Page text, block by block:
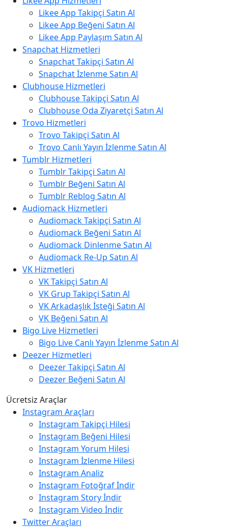
Likee App Takipçi Satın Al
Likee App Beğeni Satın Al
Likee App Paylaşım Satın Al
Snapchat Hizmetleri
Snapchat Takipçi Satın Al
Snapchat İzlenme Satın Al
Clubhouse Hizmetleri
Clubhouse Takipçi Satın Al
Clubhouse Oda Ziyaretçi Satın Al
Trovo Hizmetleri
Trovo Takipçi Satın Al
Trovo Canlı Yayın İzlenme Satın Al
Tumblr Hizmetleri
Tumblr Takipçi Satın Al
Tumblr Beğeni Satın Al
Tumblr Reblog Satın Al
Audiomack Hizmetleri
Audiomack Takipçi Satın Al
Audiomack Beğeni Satın Al
Audiomack Dinlenme Satın Al
Audiomack Re-Up Satın Al
VK Hizmetleri
VK Takipçi Satın Al
VK Grup Takipçi Satın Al
VK Arkadaşlık İsteği Satın Al
VK Beğeni Satın Al
Bigo Live Hizmetleri
Bigo Live Canlı Yayın İzlenme Satın Al
Deezer Hizmetleri
Deezer Takipçi Satın Al
Deezer Beğeni Satın Al
Ücretsiz Araçlar
Instagram Araçları
Instagram Takipçi Hilesi
Instagram Beğeni Hilesi
Instagram Yorum Hilesi
Instagram İzlenme Hilesi
Instagram Analiz
Instagram Fotoğraf İndir
Instagram Story İndir
Instagram Video İndir
Twitter Araçları